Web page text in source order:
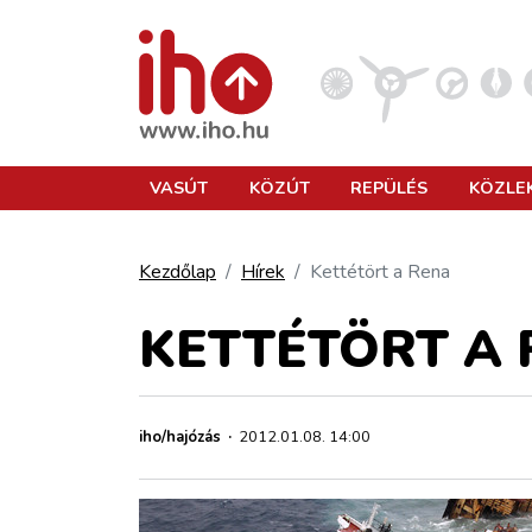
KÖZLEKEDÉSFEJLESZTÉS
VASÚT KÖZÚT REPÜLÉS
Kezdőlap Hírek Kettétört a Rena
KETTÉTÖRT A
iho/hajózás · 2012.01.08. 14:00